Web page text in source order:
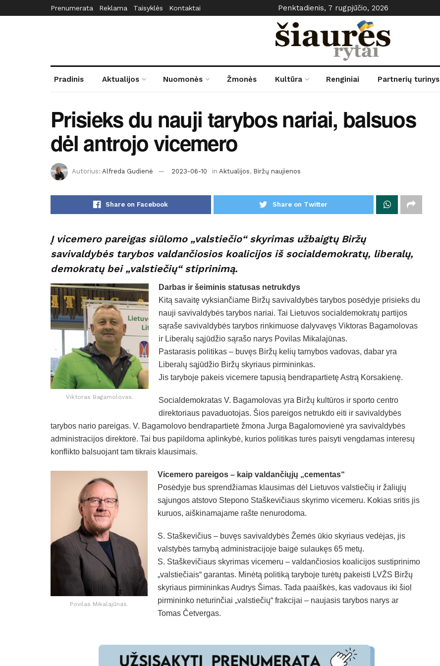
Prenumerata Reklama Taisyklės Kontaktai Penktadienis, 7 rugpjūčio, 2026
Pradinis Aktualijos Nuomonės Žmonės Kultūra Renginiai Partnerių turinys
Prisieks du nauji tarybos nariai, balsuos
dėl antrojo vicemero
Autorius: Alfreda Gudienė 2023-06-10 in Aktualijos, Biržų naujienos
Share on Facebook Share on Twitter
Į vicemero pareigas siūlomo „valstiečio“ skyrimas užbaigtų Biržų
savivaldybės tarybos valdančiosios koalicijos iš socialdemokratų, liberalų,
demokratų bei „valstiečių“ stiprinimą.
Viktoras Bagamolovas.
Darbas ir šeiminis statusas netrukdys
Kitą savaitę vyksiančiame Biržų savivaldybės tarybos posėdyje prisieks du
nauji savivaldybės tarybos nariai. Tai Lietuvos socialdemokratų partijos
sąraše savivaldybės tarybos rinkimuose dalyvavęs Viktoras Bagamolovas
ir Liberalų sąjūdžio sąrašo narys Povilas Mikalajūnas.
Pastarasis politikas – buvęs Biržų kelių tarnybos vadovas, dabar yra
Liberalų sąjūdžio Biržų skyriaus pirmininkas.
Jis taryboje pakeis vicemere tapusią bendrapartietę Astrą Korsakienę.
Socialdemokratas V. Bagamolovas yra Biržų kultūros ir sporto centro
direktoriaus pavaduotojas. Šios pareigos netrukdo eiti ir savivaldybės
tarybos nario pareigas. V. Bagamolovo bendrapartietė žmona Jurga Bagalomovienė yra savivaldybės
administracijos direktorė. Tai bus papildoma aplinkybė, kurios politikas turės paisyti vengdamas interesų
konflikto balsuojant tam tikrais klausimais.
Povilas Mikalajūnas.
Vicemero pareigos – kaip valdančiųjų „cementas“
Posėdyje bus sprendžiamas klausimas dėl Lietuvos valstiečių ir žaliųjų
sąjungos atstovo Stepono Staškevičiaus skyrimo vicemeru. Kokias sritis jis
kuruos, aiškinamajame rašte nenurodoma.
S. Staškevičius – buvęs savivaldybės Žemės ūkio skyriaus vedėjas, jis
valstybės tarnybą administracijoje baigė sulaukęs 65 metų.
S. Staškevičiaus skyrimas vicemeru – valdančiosios koalicijos sustiprinimo
„valstiečiais“ garantas. Minėtą politiką taryboje turėtų pakeisti LVŽS Biržų
skyriaus pirmininkas Audrys Šimas. Tada paaiškės, kas vadovaus iki šiol
pirmininko neturinčiai „valstiečių“ frakcijai – naujasis tarybos narys ar
Tomas Četvergas.